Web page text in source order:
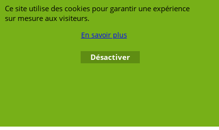
Bois
01-49-89-01-83
info@caractere-
Ce site utilise des cookies pour garantir une expérience
sur mesure aux visiteurs.
En savoir plus
Désactiver